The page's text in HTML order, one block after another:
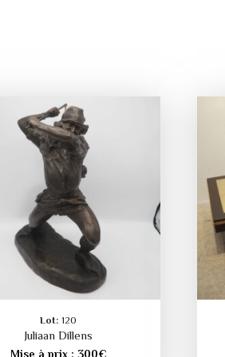
Lot: 120
Juliaan Dillens